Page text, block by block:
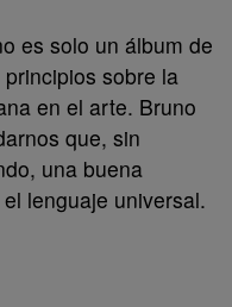
es solo un álbum de
sobre la
en el arte. Bruno
que, sin
una buena
lenguaje universal.